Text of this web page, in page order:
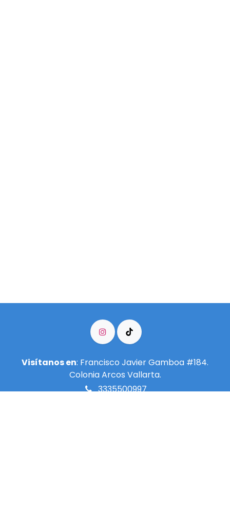
Visítanos en: Francisco Javier Gamboa #184.
Colonia Arcos Vallarta.
3335500997